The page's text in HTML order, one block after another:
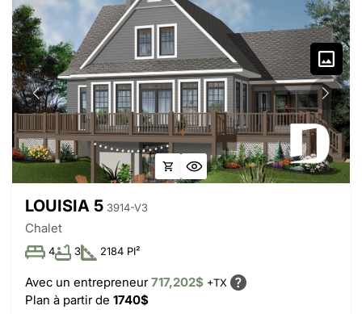
LOUISIA 5 3914-V3
Chalet
4 3 2184 PI²
Avec un entrepreneur717,202$ +TX
Plan à partir de 1740$